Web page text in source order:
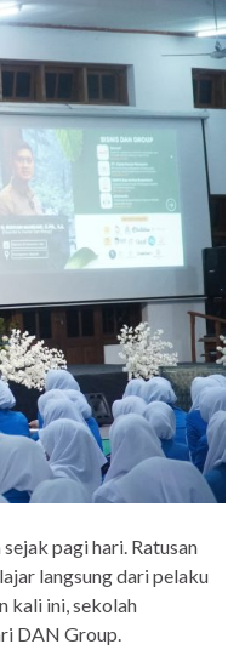
pagi hari. Ratusan
langsung dari pelaku
kali ini, sekolah
DAN Group.